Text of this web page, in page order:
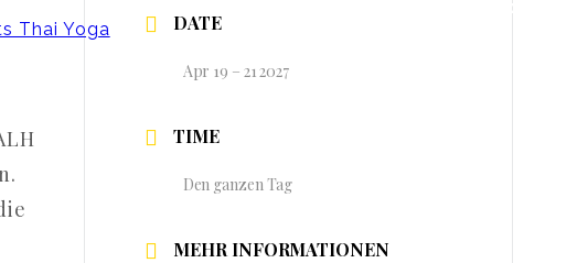
Thai Yoga
DATE
Apr 19 – 21 2027
TIME
Den ganzen Tag
MEHR INFORMATIONEN